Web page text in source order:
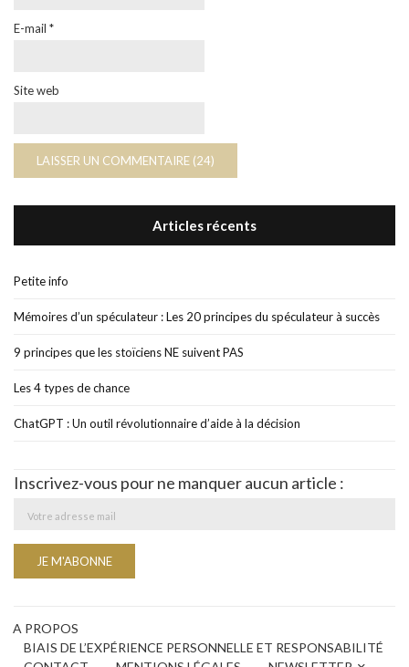
E-mail *
Site web
Articles récents
Petite info
Mémoires d’un spéculateur : Les 20 principes du spéculateur à succès
9 principes que les stoïciens NE suivent PAS
Les 4 types de chance
ChatGPT : Un outil révolutionnaire d’aide à la décision
Inscrivez-vous pour ne manquer aucun article :
A PROPOS
BIAIS DE L’EXPÉRIENCE PERSONNELLE ET RESPONSABILITÉ